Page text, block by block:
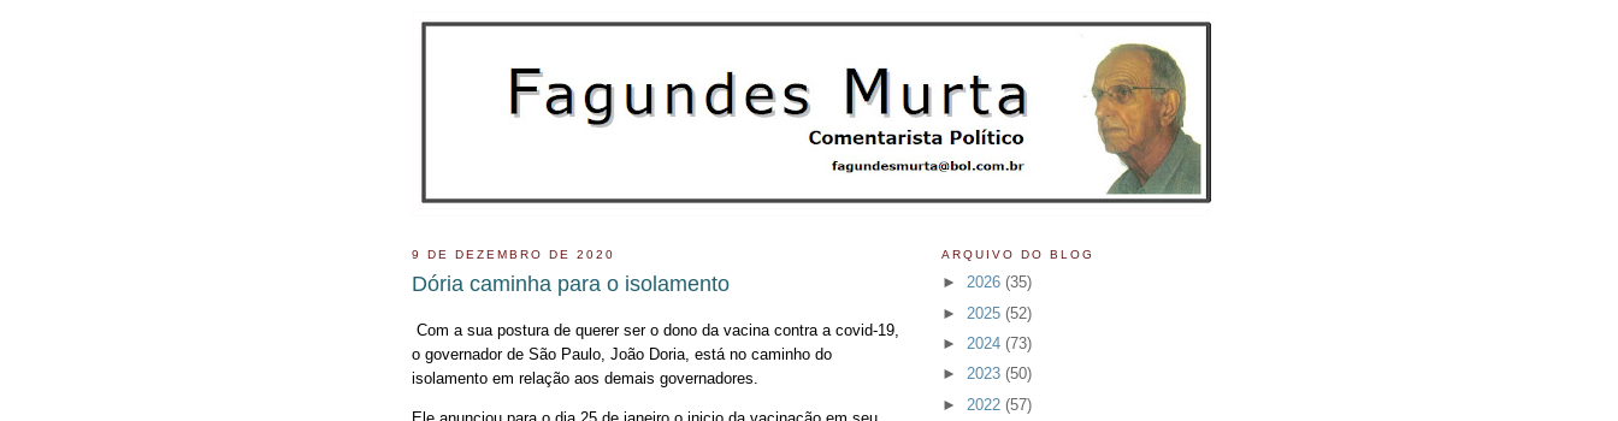
9 DE DEZEMBRO DE 2020
Dória caminha para o isolamento
Com a sua postura de querer ser o dono da vacina contra a covid-19,
o governador de São Paulo, João Doria, está no caminho do
isolamento em relação aos demais governadores.
ARQUIVO DO BLOG
► 2026 (35)
► 2025 (52)
► 2024 (73)
► 2023 (50)
► 2022 (57)